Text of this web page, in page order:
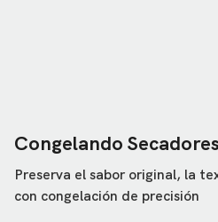
Congelando Secadores
Preserva el sabor original, la
con congelación de precisión